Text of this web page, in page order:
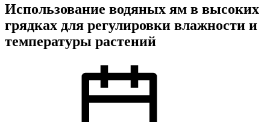
Использование водяных ям в высоких
грядках для регулировки влажности и
температуры растений